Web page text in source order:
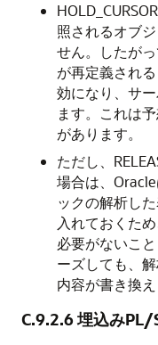
照されるオブ
せん。したが
が再定義され
効になり、サ
ます。これは
があります。
ただし、
場合は、
ックの解析し
入れておくた
必要がないこ
ーズしても、
内容が書き換
C.9.2.6埋込みPL/